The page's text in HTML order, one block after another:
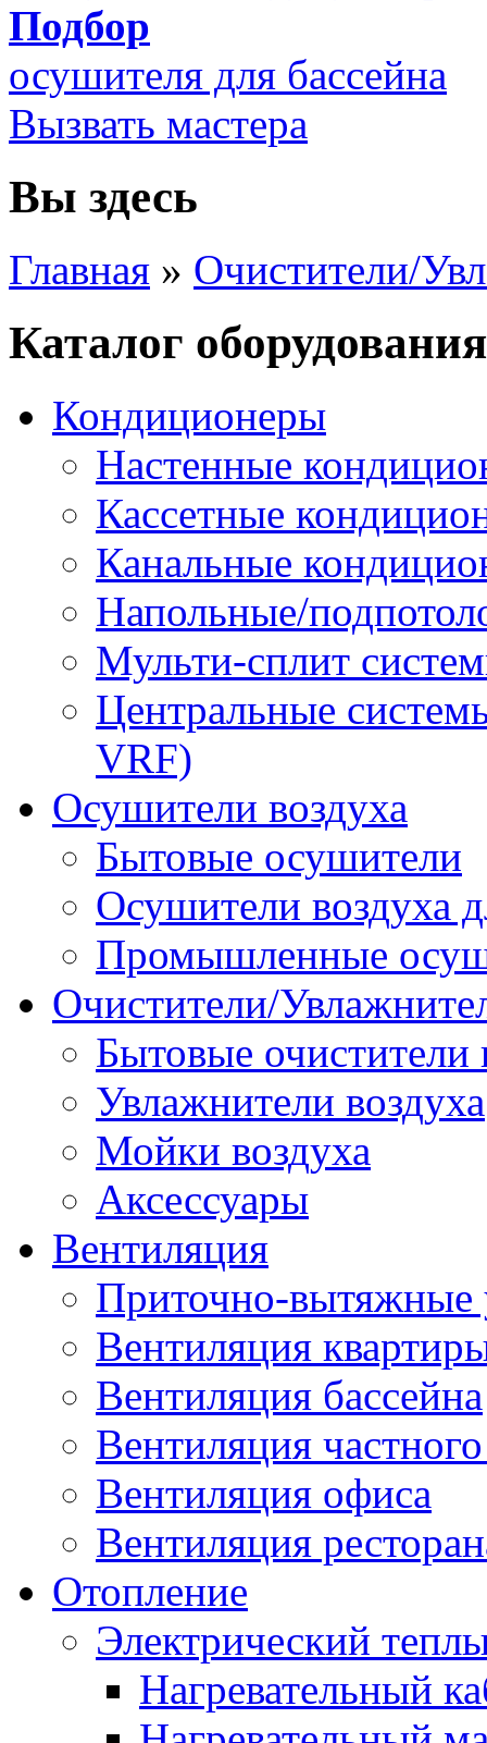
Подбор
осушителя для бассейна
Вызвать мастера
Вы здесь
Главная » Очистители/
Каталог оборудования
Кондиционеры
Настенные
Кассетные
Канальные
Напольные/
Мульти-сплит
Центральные
VRF)
Осушители воздуха
Бытовые осушители
Осушители воздуха
Промышленные
Очистители/
Бытовые очистители
Увлажнители воздуха
Мойки воздуха
Аксессуары
Вентиляция
Приточно-вытяжные
Вентиляция
Вентиляция бассейна
Вентиляция
Вентиляция офиса
Вентиляция
Отопление
Электрический
Нагревательный